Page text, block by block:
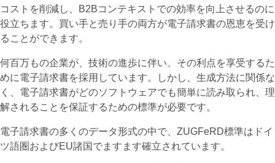
コストを削減し、B2Bコンテキストでの効率を向上させるのに
役立ちます。買い手と売り手の両方が電子請求書の恩恵を受け
ることができます。
何百万もの企業が、技術の進歩に伴い、その利点を享受するた
めに電子請求書を採用しています。しかし、生成方法に関係な
く、電子請求書がどのソフトウェアでも簡単に読み取られ、理
解されることを保証するための標準が必要です。
電子請求書の多くのデータ形式の中で、ZUGFeRD標準はドイ
ツ語圏およびEU諸国でますます確立されています。